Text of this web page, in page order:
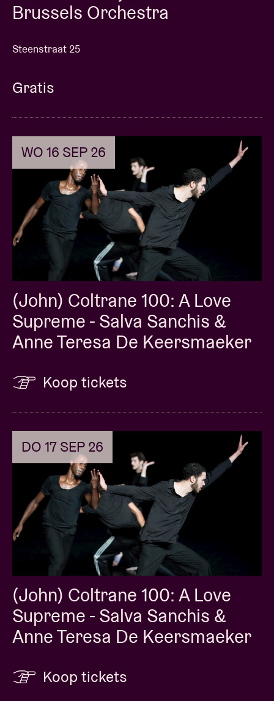
Brussels Orchestra
Steenstraat 25
Gratis
WO 16 SEP 26
(John) Coltrane 100: A Love
Supreme - Salva Sanchis &
Anne Teresa De Keersmaeker
Koop tickets
DO 17 SEP 26
(John) Coltrane 100: A Love
Supreme - Salva Sanchis &
Anne Teresa De Keersmaeker
Koop tickets